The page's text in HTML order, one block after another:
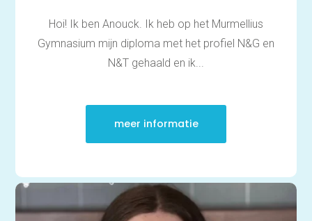
Hoi! Ik ben Anouck. Ik heb op het Murmellius
Gymnasium mijn diploma met het profiel N&G en
N&T gehaald en ik...
meer informatie